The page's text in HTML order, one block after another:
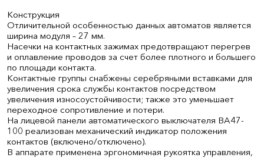
Конструкция
Отличительной особенностью данных автоматов является
ширина модуля – 27 мм.
Насечки на контактных зажимах предотвращают перегрев
и оплавление проводов за счет более плотного и большего
по площади контакта.
Контактные группы снабжены серебряными вставками для
увеличения срока службы контактов посредством
увеличения износоустойчивости; также это уменьшает
переходное сопротивление и потери.
На лицевой панели автоматического выключателя ВА47-
100 реализован механический индикатор положения
контактов (включено/отключено).
В аппарате применена эргономичная рукоятка управления,